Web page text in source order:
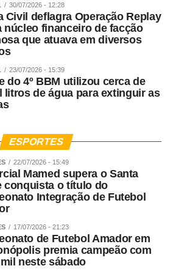
atendimento das mulheres. A LMP
que ela trouxe a necessidade das
Juizados dentro do Poder Judiciário
Pública de termos núcleos de
Tivemos o aumento das
e toda essa gama do Sistema
das mulheres em forma de
saibam onde pode buscar o
esse atendimento. Nós não
vítimas de violência, nós
de gênero nacionalmente. Então,
que venha passar por violência,
pode buscar o Nudem. A violência
as ameaças e a violência
os crimes que as mulheres mais
30/07/2026 - 12:28
Civil deflagra Operação Replay
núcleo financeiro de facção
que atuava em diversos
23/07/2026 - 15:39
do 4º BBM utilizou cerca de
litros de água para extinguir as
ESPORTES
22/07/2026 - 15:49
Mamed supera o Santa
conquista o título do
Integração de Futebol
17/07/2026 - 21:23
de Futebol Amador em
premia campeão com
neste sábado